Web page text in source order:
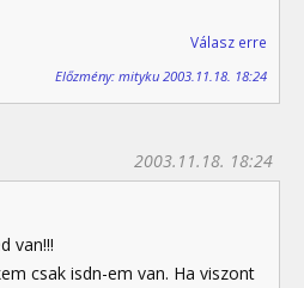
Válasz erre
Előzmény: mityku 2003.11.18. 18:24
2003.11.18. 18:24
van!!!
csak isdn-em van. Ha viszont